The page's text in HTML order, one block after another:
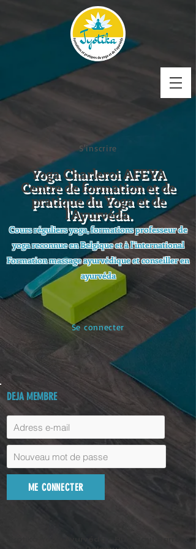
S'inscrire
Yoga Charleroi AFEYA
Centre de formation et de
pratique du Yoga et de
l'Ayurvéda.
Cours réguliers yoga, formations professeur de
yoga reconnue en Belgique et à l'international
Formation massage ayurvédique et conseiller en
ayurvéda
Se connecter
DEJA MEMBRE
ME CONNECTER